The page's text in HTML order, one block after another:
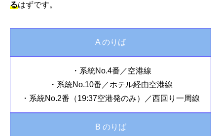
るはずです。
A のりば
・系統No.4番／空港線
・系統No.10番／ホテル経由空港線
・系統No.2番（19:37空港発のみ）／西回り一周線
B のりば